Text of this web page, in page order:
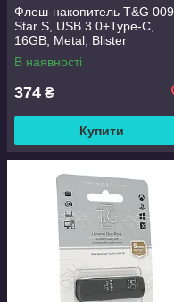
Флеш-накопитель T&G 009
Star S, USB 3.0+Type-C,
16GB, Metal, Blister
В наявності
374 ₴
Купити